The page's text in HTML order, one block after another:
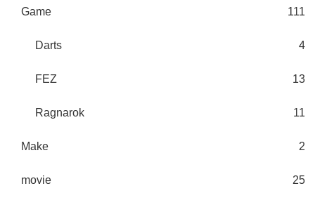
Game 111
Darts 4
FEZ 13
Ragnarok 11
Make 2
movie 25